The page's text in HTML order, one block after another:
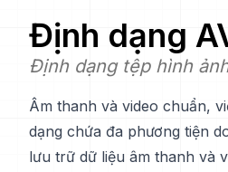
Định dạng
Định dạng tệp hình
Âm thanh và video chuẩn,
dạng chứa đa phương tiện
lưu trữ dữ liệu âm thanh và